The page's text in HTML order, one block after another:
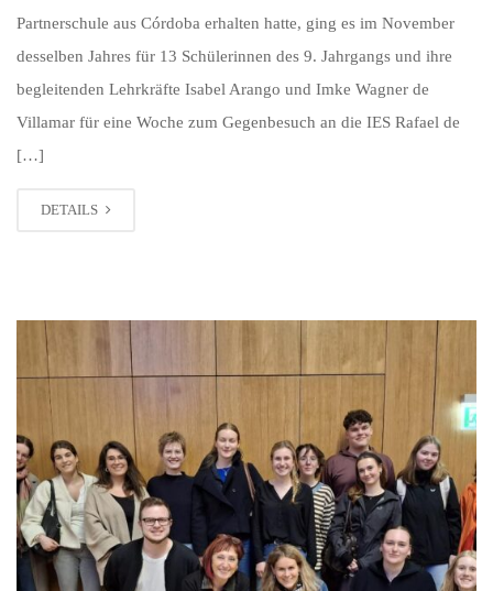
Partnerschule aus Córdoba erhalten hatte, ging es im November
desselben Jahres für 13 Schülerinnen des 9. Jahrgangs und ihre
begleitenden Lehrkräfte Isabel Arango und Imke Wagner de
Villamar für eine Woche zum Gegenbesuch an die IES Rafael de
[…]
DETAILS